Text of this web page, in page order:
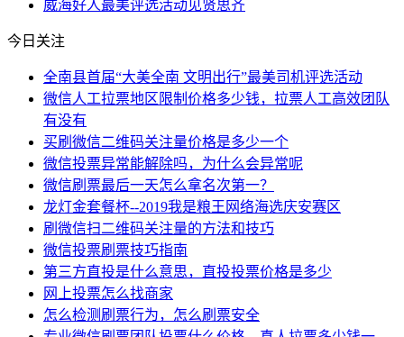
威海好人最美评选活动见贤思齐
今日关注
全南县首届“大美全南 文明出行”最美司机评选活动
微信人工拉票地区限制价格多少钱，拉票人工高效团队
有没有
买刷微信二维码关注量价格是多少一个
微信投票异常能解除吗，为什么会异常呢
微信刷票最后一天怎么拿名次第一？
龙灯金套餐杯--2019我是粮王网络海选庆安赛区
刷微信扫二维码关注量的方法和技巧
微信投票刷票技巧指南
第三方直投是什么意思，直投投票价格是多少
网上投票怎么找商家
怎么检测刷票行为，怎么刷票安全